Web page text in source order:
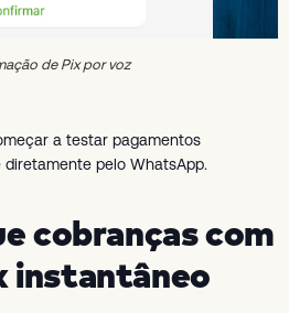
de Pix por voz
a testar pagamentos
pelo WhatsApp.
cobranças com
instantâneo